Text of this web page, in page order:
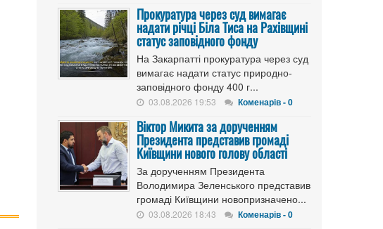
Прокуратура через суд вимагає
надати річці Біла Тиса на Рахівщині
статус заповідного фонду
На Закарпатті прокуратура через суд
вимагає надати статус природно-
заповідного фонду 400 г...
03.08.2026 19:53 Коменарів - 0
Віктор Микита за дорученням
Президента представив громаді
Київщини нового голову області
За дорученням Президента
Володимира Зеленського представив
громаді Київщини новопризначено...
03.08.2026 18:43 Коменарів - 0